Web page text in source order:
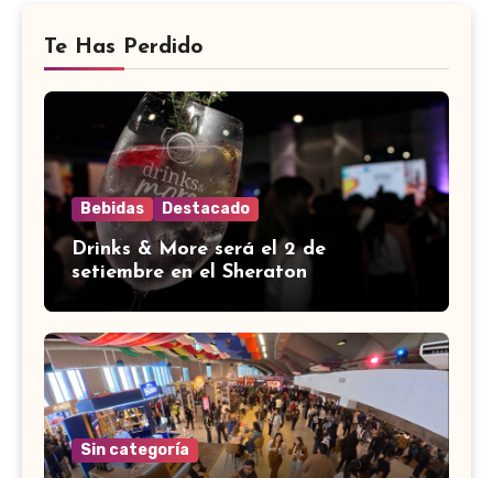
Te Has Perdido
Bebidas Destacado
Drinks & More será el 2 de
setiembre en el Sheraton
Sin categoría